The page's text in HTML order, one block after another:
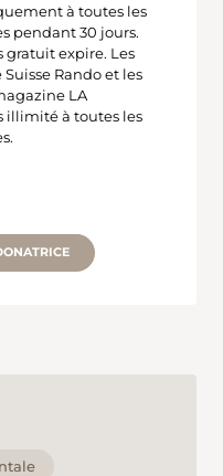
à toutes les
pendant 30 jours.
gratuit expire. Les
Rando et les
LA
illimité à toutes les